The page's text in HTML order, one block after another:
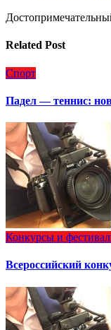
Related Post
Спорт
Падел — теннис:
Конкурсы и
Всероссийский